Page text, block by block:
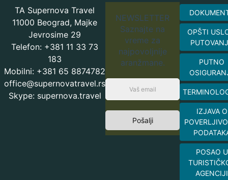
TA Supernova Travel
11000 Beograd, Majke
Jevrosime 29
Telefon: +381 11 33 73
183
Mobilni: +381 65 8874782
office@supernovatravel.rs
Skype: supernova.travel
NEWSLETTER
Saznajte na
vreme za
najpovoljnije
aranžmane.
Pošalji
OPŠTI
PUTNO
IZJAVA O
POSAO U
AGENCIJI